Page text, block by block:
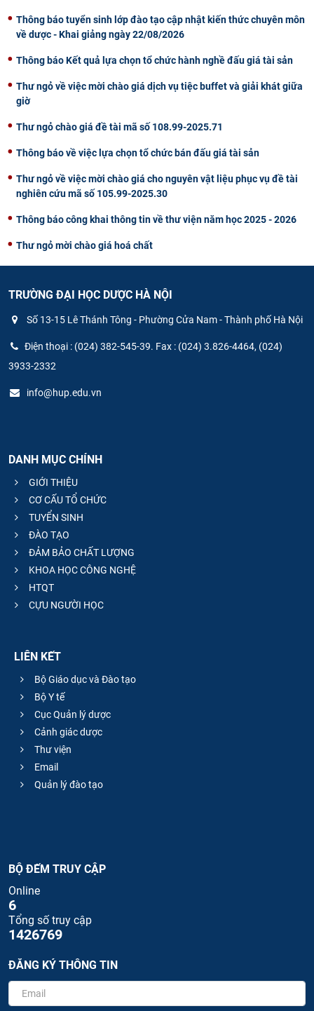
Thông báo tuyển sinh lớp đào tạo cập nhật kiến thức chuyên môn
về dược - Khai giảng ngày 22/08/2026
Thông báo Kết quả lựa chọn tổ chức hành nghề đấu giá tài sản
Thư ngỏ về việc mời chào giá dịch vụ tiệc buffet và giải khát giữa
giờ
Thư ngỏ chào giá đề tài mã số 108.99-2025.71
Thông báo về việc lựa chọn tổ chức bán đấu giá tài sản
Thư ngỏ về việc mời chào giá cho nguyên vật liệu phục vụ đề tài
nghiên cứu mã số 105.99-2025.30
Thông báo công khai thông tin về thư viện năm học 2025 - 2026
Thư ngỏ mời chào giá hoá chất
TRƯỜNG ĐẠI HỌC DƯỢC HÀ NỘI
Số 13-15 Lê Thánh Tông - Phường Cửa Nam - Thành phố Hà Nội
Điện thoại : (024) 382-545-39. Fax : (024) 3.826-4464, (024)
3933-2332
info@hup.edu.vn
DANH MỤC CHÍNH
GIỚI THIỆU
CƠ CẤU TỔ CHỨC
TUYỂN SINH
ĐÀO TẠO
ĐẢM BẢO CHẤT LƯỢNG
KHOA HỌC CÔNG NGHỆ
HTQT
CỰU NGƯỜI HỌC
LIÊN KẾT
Bộ Giáo dục và Đào tạo
Bộ Y tế
Cục Quản lý dược
Cảnh giác dược
Thư viện
Email
Quản lý đào tạo
BỘ ĐẾM TRUY CẬP
Online
6
Tổng số truy cập
1426769
ĐĂNG KÝ THÔNG TIN